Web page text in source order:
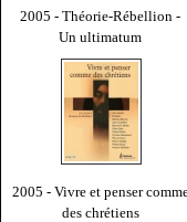
2005 - Théorie-Rébellion -
Un ultimatum
2005 - Vivre et penser
des chrétiens